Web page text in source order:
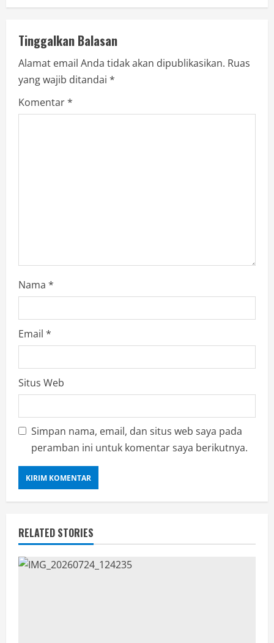
Tinggalkan Balasan
Alamat email Anda tidak akan dipublikasikan. Ruas
yang wajib ditandai *
Komentar*
Nama *
Email *
Situs Web
Simpan nama, email, dan situs web saya pada
peramban ini untuk komentar saya berikutnya.
RELATED STORIES